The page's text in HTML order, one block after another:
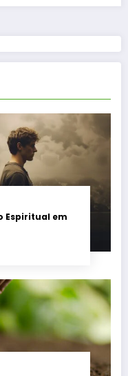
Espiritual em